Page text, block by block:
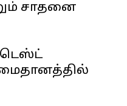
சாதனை
டெஸ்ட்